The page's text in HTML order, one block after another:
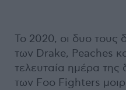
To 2020, οι δυο τους
των Drake, Peaches
τελευταία ημέρα
των Foo Fighters